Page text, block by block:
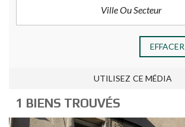
Ville Ou Secteur
EFFACER
UTILISEZ CE MÉDIA
1 BIENS TROUVÉS